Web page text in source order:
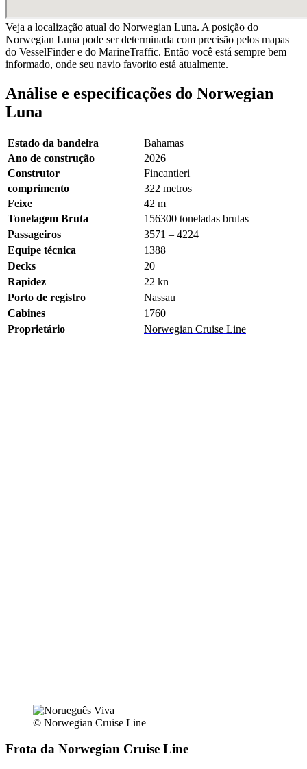
Veja a localização atual do Norwegian Luna. A posição do
Norwegian Luna pode ser determinada com precisão pelos mapas
do VesselFinder e do MarineTraffic. Então você está sempre bem
informado, onde seu navio favorito está atualmente.
Análise e especificações do Norwegian
Luna
Estado da bandeira
Bahamas
Ano de construção
2026
Construtor
Fincantieri
comprimento
322 metros
Feixe
42 m
Tonelagem Bruta
156300 toneladas brutas
Passageiros
3571 – 4224
Equipe técnica
1388
Decks
20
Rapidez
22 kn
Porto de registro
Nassau
Cabines
1760
Proprietário
Norwegian Cruise Line
© Norwegian Cruise Line
Frota da Norwegian Cruise Line